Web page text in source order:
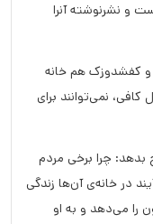
و نشرنوشته آنرا
و کفشدوزک هم خانه
کافی، نمی‌توانند برای
چرا برخی مردم
در خانه‌ی آن‌ها زندگی
را می‌دهد و به او